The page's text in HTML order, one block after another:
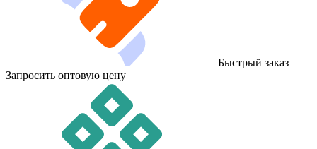
Быстрый заказ
Запросить оптовую цену